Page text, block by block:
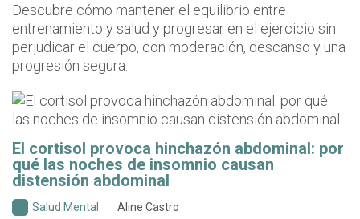
Descubre cómo mantener el equilibrio entre
entrenamiento y salud y progresar en el ejercicio sin
perjudicar el cuerpo, con moderación, descanso y una
progresión segura.
El cortisol provoca hinchazón abdominal: por
qué las noches de insomnio causan
distensión abdominal
Salud Mental Aline Castro